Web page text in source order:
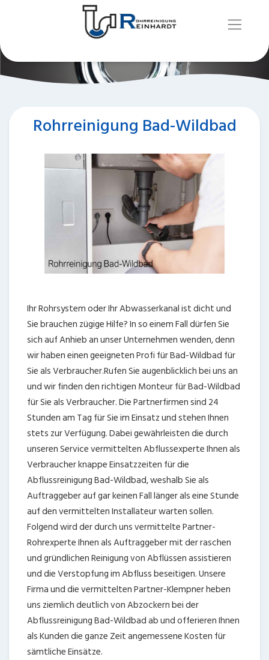
Rohrreinigung Bad-Wildbad
Ihr Rohrsystem oder Ihr Abwasserkanal ist dicht und
Sie brauchen zügige Hilfe? In so einem Fall dürfen Sie
sich auf Anhieb an unser Unternehmen wenden, denn
wir haben einen geeigneten Profi für Bad-Wildbad für
Sie als Verbraucher.Rufen Sie augenblicklich bei uns an
und wir finden den richtigen Monteur für Bad-Wildbad
für Sie als Verbraucher. Die Partnerfirmen sind 24
Stunden am Tag für Sie im Einsatz und stehen Ihnen
stets zur Verfügung. Dabei gewährleisten die durch
unseren Service vermittelten Abflussexperte Ihnen als
Verbraucher knappe Einsatzzeiten für die
Abflussreinigung Bad-Wildbad, weshalb Sie als
Auftraggeber auf gar keinen Fall länger als eine Stunde
auf den vermittelten Installateur warten sollen.
Folgend wird der durch uns vermittelte Partner-
Rohrexperte Ihnen als Auftraggeber mit der raschen
und gründlichen Reinigung von Abflüssen assistieren
und die Verstopfung im Abfluss beseitigen. Unsere
Firma und die vermittelten Partner-Klempner heben
uns ziemlich deutlich von Abzockern bei der
Abflussreinigung Bad-Wildbad ab und offerieren Ihnen
als Kunden die ganze Zeit angemessene Kosten für
sämtliche Einsätze.